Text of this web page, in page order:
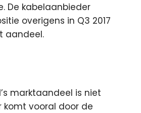
De kabelaanbieder
overigens in Q3 2017
aandeel.
marktaandeel is niet
vooral door de